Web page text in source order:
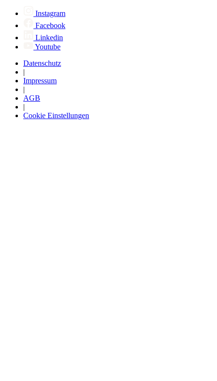
Instagram
Facebook
Linkedin
Youtube
Datenschutz
|
Impressum
|
AGB
|
Cookie Einstellungen